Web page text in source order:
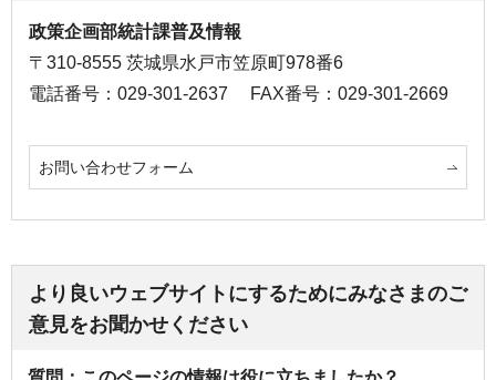
政策企画部統計課普及情報
〒310-8555 茨城県水戸市笠原町978番6
電話番号：029-301-2637
FAX番号：029-301-2669
お問い合わせフォーム
より良いウェブサイトにするためにみなさまのご
意見をお聞かせください